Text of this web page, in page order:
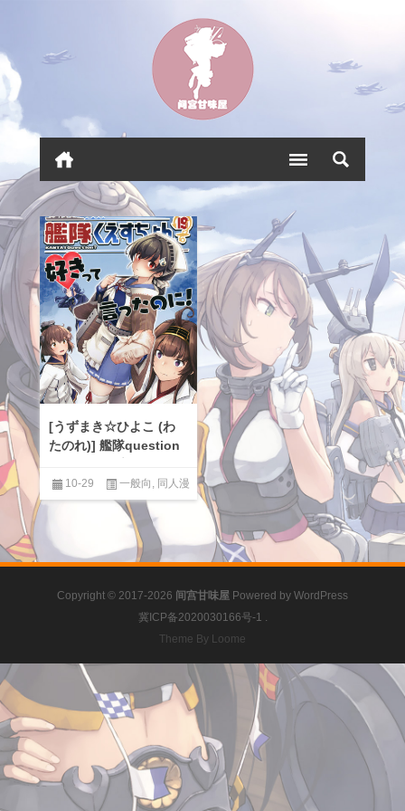
[うずまき☆ひよこ (わ
たのれ)] 艦隊question
[Angiris Council漢化
组]
10-29 一般向 , 同人漫
男性提督love
Copyright © 2017-2026 间宫甘味屋 Powered by WordPress
冀ICP备2020030166号-1 .
Theme By Loome